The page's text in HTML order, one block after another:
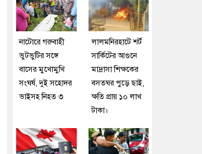
নাটোরে গরুবাহী
ভুটভুটির সঙ্গে
বাসের মুখোমুখি
সংঘর্ষ, দুই সহোদর
ভাইসহ নিহত ৩
লালমনিরহাটে শর্ট
সার্কিটের আগুনে
মাদ্রাসা শিক্ষকের
বসতঘর পুড়ে ছাই,
ক্ষতি প্রায় ১০ লাখ
টাকা।